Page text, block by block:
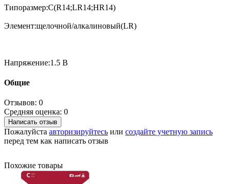
Типоразмер:C(R14;LR14;HR14)
Элемент:щелочной/алкалиновый(LR)
Напряжение:1.5 В
Общие
Отзывов: 0
Средняя оценка: 0
Написать отзыв
Пожалуйста авторизируйтесь или создайте учетную запись
перед тем как написать отзыв
Похожие товары